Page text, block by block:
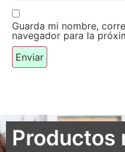
Guarda mi nombre,
navegador para la
Productos